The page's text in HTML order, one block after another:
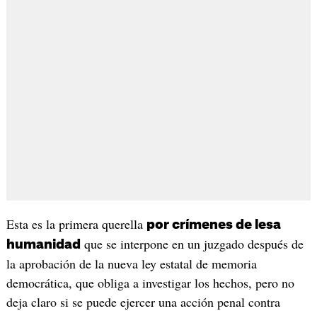
Esta es la primera querella por crímenes de lesa
humanidad que se interpone en un juzgado después de
la aprobación de la nueva ley estatal de memoria
democrática, que obliga a investigar los hechos, pero no
deja claro si se puede ejercer una acción penal contra